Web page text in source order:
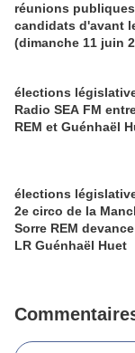
réunions
candidats d'avant
(dimanche 11 juin
élections
Radio SEA FM
REM et Guénhaël
élections
2e circo de la
Sorre REM
LR Guénhaël Huet